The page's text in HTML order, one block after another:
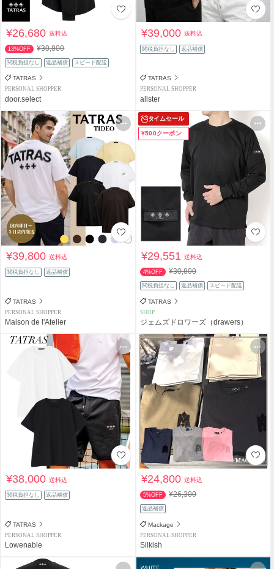
¥26,680送料込
13%OFF ¥30,800
関税負担なし 返品補償 スピード配送
TATRAS
PERSONAL SHOPPER
door.select
¥39,000送料込
関税負担なし 返品補償
TATRAS
PERSONAL SHOPPER
allster
¥39,800送料込
関税負担なし 返品補償
TATRAS
PERSONAL SHOPPER
Maison de l'Atelier
タイムセール
¥500クーポン
¥29,551送料込
4%OFF ¥30,800
関税負担なし 返品補償 スピード配送
TATRAS
SHOP
ジェムズドロワーズ（drawers）
¥38,000送料込
関税負担なし 返品補償
TATRAS
PERSONAL SHOPPER
Lowenable
¥24,800送料込
5%OFF ¥26,300
返品補償
Mackage
PERSONAL SHOPPER
Silkish